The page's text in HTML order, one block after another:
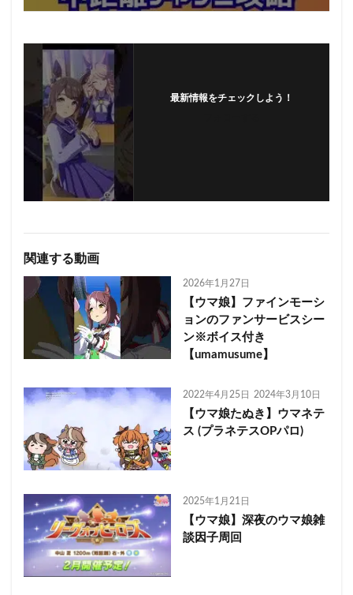
最新情報をチェックしよう！
関連する動画
2026年1月27日
【ウマ娘】ファインモーシ
ョンのファンサービスシー
ン※ボイス付き
【umamusume】
2022年4月25日 2024年3月10日
【ウマ娘たぬき】ウマネテ
ス (プラネテスOPパロ)
2025年1月21日
【ウマ娘】深夜のウマ娘雑
談因子周回